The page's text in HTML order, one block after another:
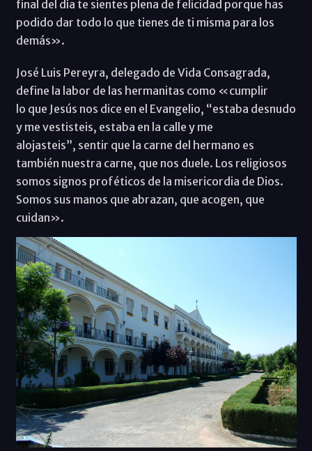
final del día te sientes plena de felicidad porque has
podido dar todo lo que tienes de ti misma para los
demás».
José Luis Pereyra, delegado de Vida Consagrada,
define la labor de las hermanitas como «cumplir
lo que Jesús nos dice en el Evangelio, “estaba desnudo
y me vestisteis, estaba en la calle y me
alojasteis”, sentir que la carne del hermano es
también nuestra carne, que nos duele. Los religiosos
somos signos proféticos de la misericordia de Dios.
Somos sus manos que abrazan, que acogen, que
cuidan».